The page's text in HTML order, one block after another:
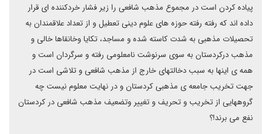
پیاده کردن است در مجموع مذهب شافعی را زیر فشار خردکننده ای قرار
داده اند که رفته رفته حوزه های علوم دینی تعطیل و از تعداد علاقمندان به
تحصیلات مذهبی به شدت کاسته شده و مساجد، تکایا وخانقاها خالی و
مذهب درکردستان به سوی سرنوشت نامعلومی رفته و سرگردان است و
همه ی اینها به سبب دخالتهای خارج از مذهب شافعی و تلاشی است در
جهت تخریب جامعه ی مذهبی کردستان و در نهایت معلوم نیست چه
گروههایی از تخریب و تحریف و تغییر وتضعیف مذهب شافعی در کردستان
نفع می برند!؟